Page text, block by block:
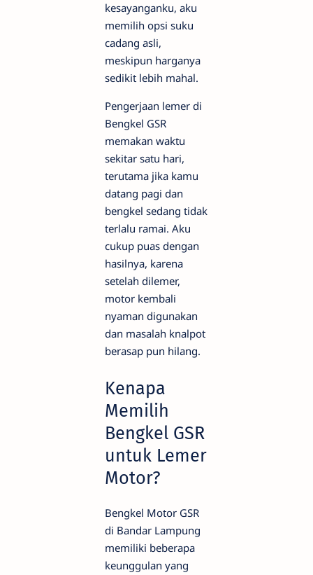
kesayanganku, aku
memilih opsi suku
cadang asli,
meskipun harganya
sedikit lebih mahal.
Pengerjaan lemer di
Bengkel GSR
memakan waktu
sekitar satu hari,
terutama jika kamu
datang pagi dan
bengkel sedang tidak
terlalu ramai. Aku
cukup puas dengan
hasilnya, karena
setelah dilemer,
motor kembali
nyaman digunakan
dan masalah knalpot
berasap pun hilang.
Kenapa
Memilih
Bengkel GSR
untuk Lemer
Motor?
Bengkel Motor GSR
di Bandar Lampung
memiliki beberapa
keunggulan yang